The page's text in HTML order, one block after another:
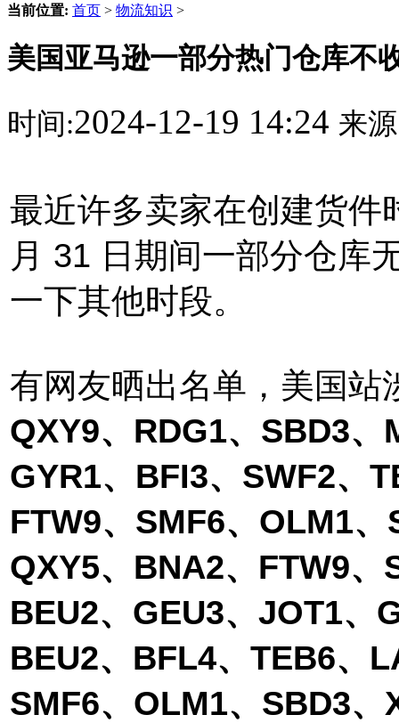
当前位置: 首页 > 物流知识 >
美国亚马逊一部分热门仓库不
时间:2024-12-19 14:24 来
最近许多卖家在创建货件
月 31 日期间一部分仓库
一下其他时段。
有网友晒出名单，美国站
QXY9、RDG1、SBD3
GYR1、BFI3、SWF2、
FTW9、SMF6、OLM1
QXY5、BNA2、FTW9
BEU2、GEU3、JOT1、
BEU2、BFL4、TEB6、
SMF6、OLM1、SBD3